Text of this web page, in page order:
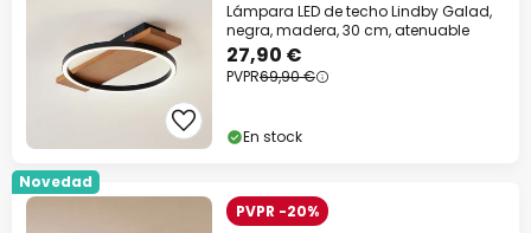
Lámpara LED de techo Lindby Galad,
negra, madera, 30 cm, atenuable
27,90 €
PVPR69,90 €
En stock
Novedad
PVPR -20%